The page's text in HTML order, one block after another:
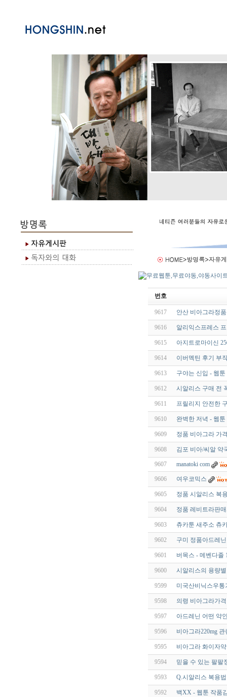
번호
9617 안산 비아그라정
9616 알리익스프레스
9615 아지트로마이신
9614 이버멕틴 후기 부
9613 구야는 신입 - 웹
9612 시알리스 구매 전
9611 프릴리지 안전한
9610 완벽한 저녁 - 웹툰
9609 정품 비아그라 가
9608 김포 비아/씨알 약
9607 manatoki com
9606 여우코믹스
9605 정품 시알리스 복
9604 정품 레비트라판
9603 츄카툰 새주소 츄
9602 구미 정품아드레
9601 버목스 - 메벤다졸
9600 시알리스의 용량
9599 미국산비닉스우
9598 의령 비아그라가
9597 아드레닌 어떤 약
9596 비아그라220mg
9595 비아그라 화이자
9594 믿을 수 있는 팔팔
9593 Q.시알리스 복용
9592 백XX - 웹툰 작품